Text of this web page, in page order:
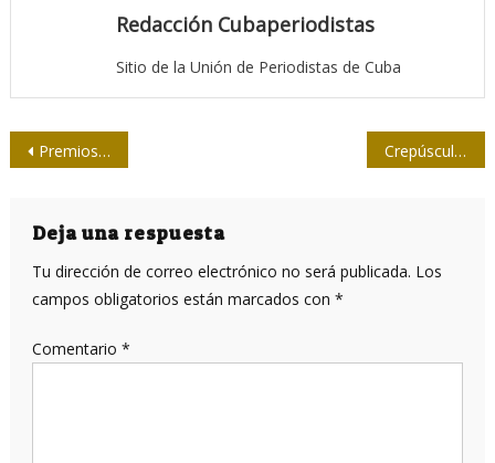
Redacción Cubaperiodistas
Sitio de la Unión de Periodistas de Cuba
Navegación
entradas
Premios Bienal Internacional del Humorismo gráfico 2023 Crepúsculo de los ídolos: por qué los BRICS eclipsarán a Occidente
Deja una respuesta
Tu dirección de correo electrónico no será publicada. Los
campos obligatorios están marcados con *
Comentario *